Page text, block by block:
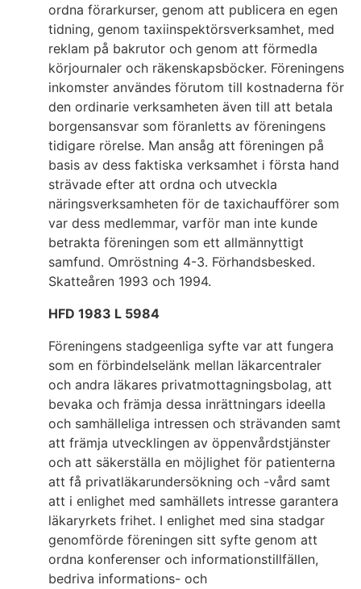
ordna förarkurser, genom att publicera en egen
tidning, genom taxiinspektörsverksamhet, med
reklam på bakrutor och genom att förmedla
körjournaler och räkenskapsböcker. Föreningens
inkomster användes förutom till kostnaderna för
den ordinarie verksamheten även till att betala
borgensansvar som föranletts av föreningens
tidigare rörelse. Man ansåg att föreningen på
basis av dess faktiska verksamhet i första hand
strävade efter att ordna och utveckla
näringsverksamheten för de taxichaufförer som
var dess medlemmar, varför man inte kunde
betrakta föreningen som ett allmännyttigt
samfund. Omröstning 4-3. Förhandsbesked.
Skatteåren 1993 och 1994.
HFD 1983 L 5984
Föreningens stadgeenliga syfte var att fungera
som en förbindelselänk mellan läkarcentraler
och andra läkares privatmottagningsbolag, att
bevaka och främja dessa inrättningars ideella
och samhälleliga intressen och strävanden samt
att främja utvecklingen av öppenvårdstjänster
och att säkerställa en möjlighet för patienterna
att få privatläkarundersökning och -vård samt
att i enlighet med samhällets intresse garantera
läkaryrkets frihet. I enlighet med sina stadgar
genomförde föreningen sitt syfte genom att
ordna konferenser och informationstillfällen,
bedriva informations- och